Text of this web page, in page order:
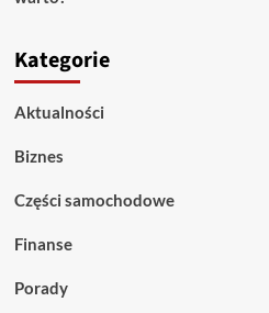
Kategorie
Aktualności
Biznes
Części samochodowe
Finanse
Porady